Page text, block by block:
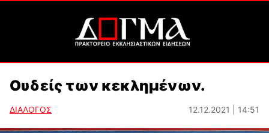
Ουδείς των κεκλημένων.
ΔΙΑΛΟΓΟΣ 12.12.2021 | 14:51